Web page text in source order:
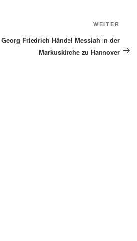
WEITER
Georg Friedrich Händel Messiah in der
Markuskirche zu Hannover